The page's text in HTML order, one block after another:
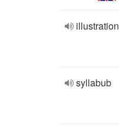
illustration
syllabub